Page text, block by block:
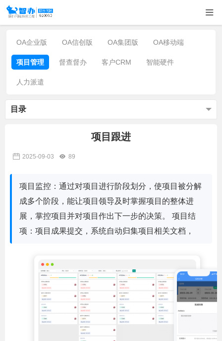
OA企业版 OA信创版 OA集团版 OA移动端
项目管理 督查督办 客户CRM 智能硬件
人力派遣
目录
项目跟进
2025-09-03 89
项目监控：通过对项目进行阶段划分，使项目被分解
成多个阶段，能让项目领导及时掌握项目的整体进
展，掌控项目并对项目作出下一步的决策。 项目结
项：项目成果提交，系统自动归集项目相关文档，